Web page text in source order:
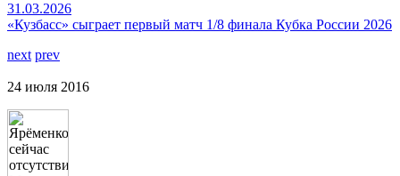
31.03.2026
«Кузбасс» сыграет первый матч 1/8 финала Кубка России 2026
next prev
24 июля 2016